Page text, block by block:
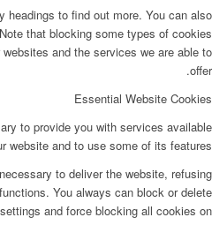
headings to find out more. You can also
that blocking some types of cookies
and the services we are able to
offer.
Essential Website Cookies
to provide you with services available
website and to use some of its features.
to deliver the website, refusing
You always can block or delete
and force blocking all cookies on